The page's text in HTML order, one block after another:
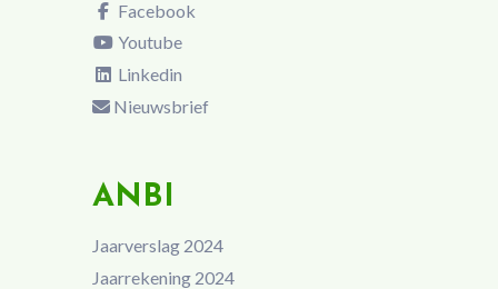
Facebook
Youtube
Linkedin
Nieuwsbrief
ANBI
Jaarverslag 2024
Jaarrekening 2024